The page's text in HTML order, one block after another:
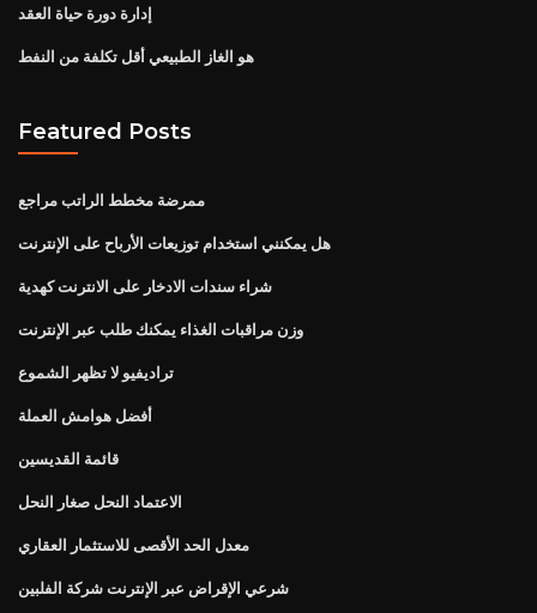
إدارة دورة حياة العقد
هو الغاز الطبيعي أقل تكلفة من النفط
Featured Posts
ممرضة مخطط الراتب مراجع
هل يمكنني استخدام توزيعات الأرباح على الإنترنت
شراء سندات الادخار على الانترنت كهدية
وزن مراقبات الغذاء يمكنك طلب عبر الإنترنت
تراديفيو لا تظهر الشموع
أفضل هوامش العملة
قائمة القديسين
الاعتماد النحل صغار النحل
معدل الحد الأقصى للاستثمار العقاري
شرعي الإقراض عبر الإنترنت شركة الفلبين